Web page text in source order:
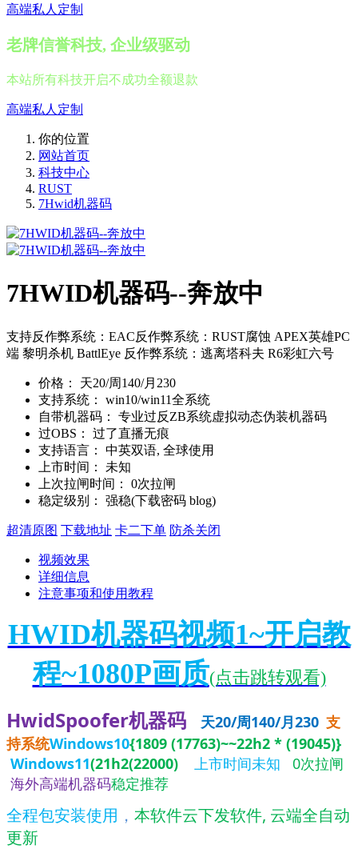
高端私人定制
老牌信誉科技, 企业级驱动
本站所有科技开启不成功全额退款
高端私人定制
你的位置
网站首页
科技中心
RUST
7Hwid机器码
7HWID机器码--奔放中
支持反作弊系统：EAC反作弊系统：RUST腐蚀 APEX英雄PC
端 黎明杀机 BattlEye 反作弊系统：逃离塔科夫 R6彩虹六号
价格：
天20/周140/月230
支持系统：
win10/win11全系统
自带机器码：
专业过反ZB系统虚拟动态伪装机器码
过OBS：
过了直播无痕
支持语言：
中英双语, 全球使用
上市时间：
未知
上次拉闸时间：
0次拉闸
稳定级别：
强稳(下载密码 blog)
超清原图 下载地址 卡二下单 防杀关闭
视频效果
详细信息
注意事项和使用教程
HWID机器码视频1~开启教
程~1080P画质(点击跳转观看)
HwidSpoofer机器码 天20/周140/月230 支
持系统Windows10{1809 (17763)~~22h2 * (19045)}
Windows11(21h2(22000) 上市时间未知 0次拉闸
海外高端机器码稳定推荐
全程包安装使用 ， 本软件云下发软件, 云端全自动
更新